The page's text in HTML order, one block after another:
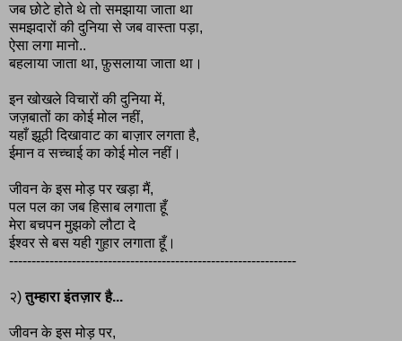
जब छोटे होते थे तो समझाया जाता था
समझदारों की दुनिया से जब वास्ता पड़ा,
ऐसा लगा मानो..
बहलाया जाता था, फ़ुसलाया जाता था।
इन खोखले विचारों की दुनिया में,
जज़बातों का कोई मोल नहीं,
यहाँ झूठी दिखावाट का बाज़ार लगता है,
ईमान व सच्चाई का कोई मोल नहीं।
जीवन के इस मोड़ पर खड़ा मैं,
पल पल का जब हिसाब लगाता हूँ
मेरा बचपन मुझको लौटा दे
ईश्वर से बस यही गुहार लगाता हूँ।
----------------------------------------------------------------
२)तुम्हारा इंतज़ार है...
जीवन के इस मोड़ पर,